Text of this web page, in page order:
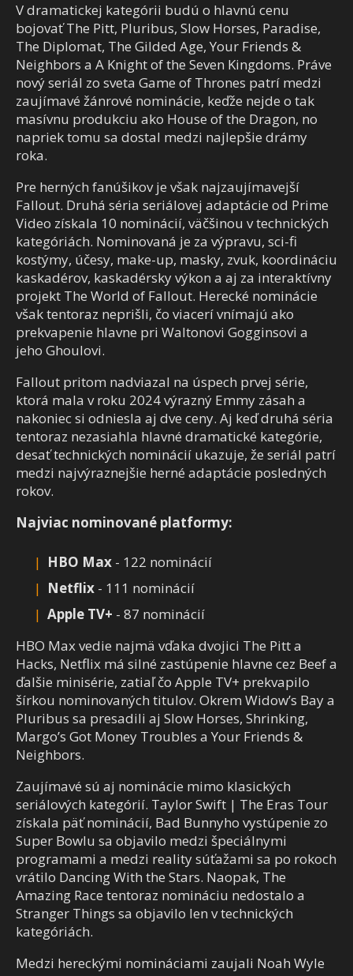
V dramatickej kategórii budú o hlavnú cenu
bojovať The Pitt, Pluribus, Slow Horses, Paradise,
The Diplomat, The Gilded Age, Your Friends &
Neighbors a A Knight of the Seven Kingdoms. Práve
nový seriál zo sveta Game of Thrones patrí medzi
zaujímavé žánrové nominácie, keďže nejde o tak
masívnu produkciu ako House of the Dragon, no
napriek tomu sa dostal medzi najlepšie drámy
roka.
Pre herných fanúšikov je však najzaujímavejší
Fallout. Druhá séria seriálovej adaptácie od Prime
Video získala 10 nominácií, väčšinou v technických
kategóriách. Nominovaná je za výpravu, sci-fi
kostýmy, účesy, make-up, masky, zvuk, koordináciu
kaskadérov, kaskadérsky výkon a aj za interaktívny
projekt The World of Fallout. Herecké nominácie
však tentoraz neprišli, čo viacerí vnímajú ako
prekvapenie hlavne pri Waltonovi Gogginsovi a
jeho Ghoulovi.
Fallout pritom nadviazal na úspech prvej série,
ktorá mala v roku 2024 výrazný Emmy zásah a
nakoniec si odniesla aj dve ceny. Aj keď druhá séria
tentoraz nezasiahla hlavné dramatické kategórie,
desať technických nominácií ukazuje, že seriál patrí
medzi najvýraznejšie herné adaptácie posledných
rokov.
Najviac nominované platformy:
HBO Max - 122 nominácií
Netflix - 111 nominácií
Apple TV+ - 87 nominácií
HBO Max vedie najmä vďaka dvojici The Pitt a
Hacks, Netflix má silné zastúpenie hlavne cez Beef a
ďalšie minisérie, zatiaľ čo Apple TV+ prekvapilo
šírkou nominovaných titulov. Okrem Widow’s Bay a
Pluribus sa presadili aj Slow Horses, Shrinking,
Margo’s Got Money Troubles a Your Friends &
Neighbors.
Zaujímavé sú aj nominácie mimo klasických
seriálových kategórií. Taylor Swift | The Eras Tour
získala päť nominácií, Bad Bunnyho vystúpenie zo
Super Bowlu sa objavilo medzi špeciálnymi
programami a medzi reality súťažami sa po rokoch
vrátilo Dancing With the Stars. Naopak, The
Amazing Race tentoraz nomináciu nedostalo a
Stranger Things sa objavilo len v technických
kategóriách.
Medzi hereckými nomináciami zaujali Noah Wyle